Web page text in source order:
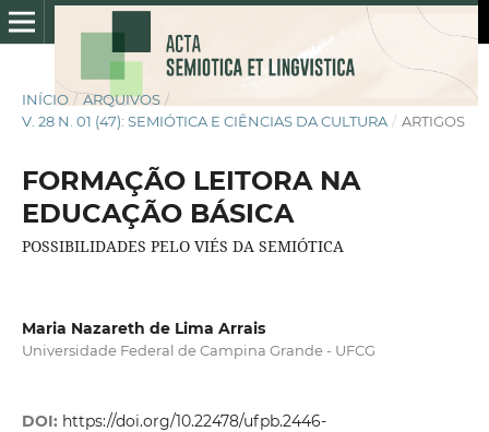
INÍCIO / ARQUIVOS /
V. 28 N. 01 (47): SEMIÓTICA E CIÊNCIAS DA CULTURA / ARTIGOS
FORMAÇÃO LEITORA NA
EDUCAÇÃO BÁSICA
POSSIBILIDADES PELO VIÉS DA SEMIÓTICA
Maria Nazareth de Lima Arrais
Universidade Federal de Campina Grande - UFCG
DOI: https://doi.org/10.22478/ufpb.2446-